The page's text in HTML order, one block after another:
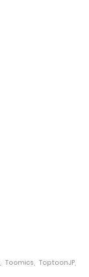
Toomics ToptoonJP